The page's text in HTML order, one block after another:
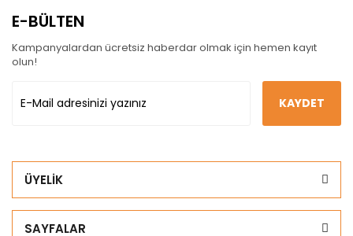
E-BÜLTEN
Kampanyalardan ücretsiz haberdar olmak için hemen kayıt
olun!
KAYDET
ÜYELİK
SAYFALAR